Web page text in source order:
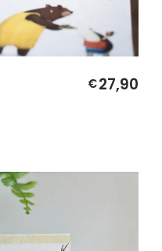
€27,90